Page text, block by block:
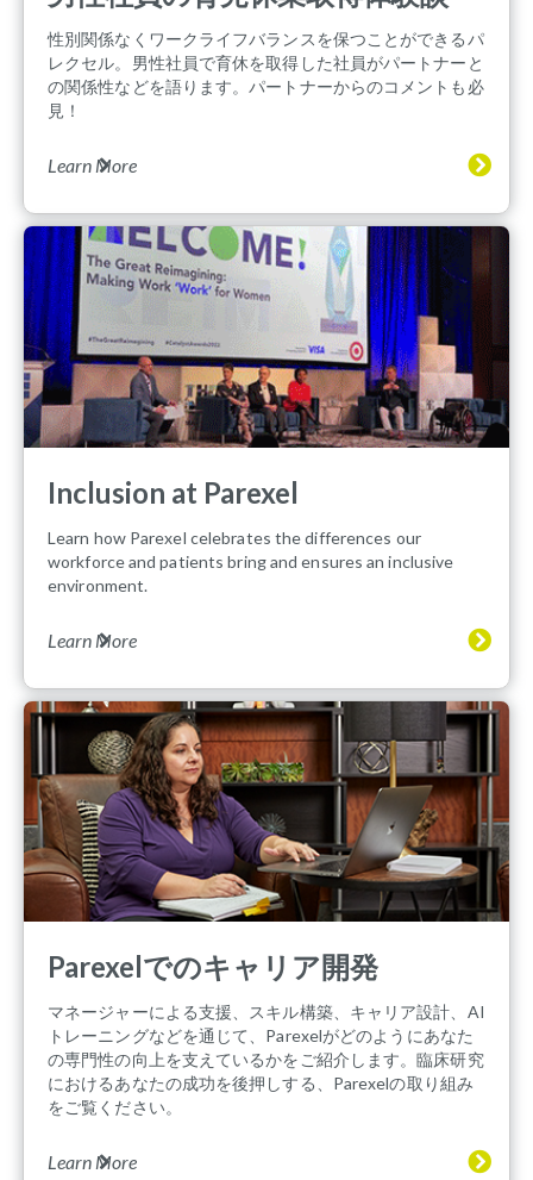
性別関係なくワークライフバランスを保つことができるパ
レクセル。男性社員で育休を取得した社員がパートナーと
の関係性などを語ります。パートナーからのコメントも必
見！
Learn More
Inclusion at Parexel
Learn how Parexel celebrates the differences our
workforce and patients bring and ensures an inclusive
environment.
Learn More
Parexelでのキャリア開発
マネージャーによる支援、スキル構築、キャリア設計、AI
トレーニングなどを通じて、Parexelがどのようにあなた
の専門性の向上を支えているかをご紹介します。臨床研究
におけるあなたの成功を後押しする、Parexelの取り組み
をご覧ください。
Learn More